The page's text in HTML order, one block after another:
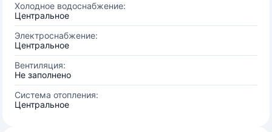
Холодное водоснабжение:
Центральное
Электроснабжение:
Центральное
Вентиляция:
Не заполнено
Система отопления:
Центральное